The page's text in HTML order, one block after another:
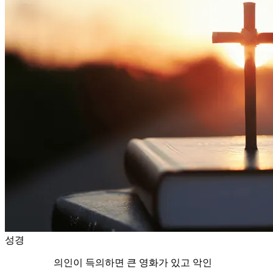
성경
의인이 득의하면 큰 영화가 있고 악인